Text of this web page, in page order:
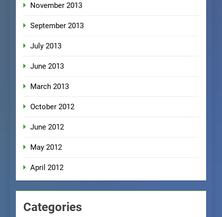
November 2013
September 2013
July 2013
June 2013
March 2013
October 2012
June 2012
May 2012
April 2012
Categories